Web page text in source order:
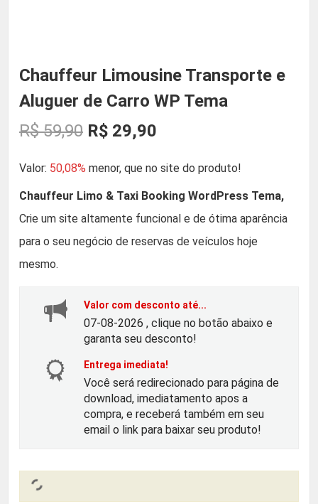
Chauffeur Limousine Transporte e
Aluguer de Carro WP Tema
R$59,90 O
p
r
e
o
o
r
i
g
i
R$ 29,90
p
r
o
a
t
u
a
l
Valor: 50,08% menor, que no site do produto!
Chauffeur Limo & Taxi Booking WordPress Tema,
Crie um site altamente funcional e de ótima aparência
para o seu negócio de reservas de veículos hoje
mesmo.
Valor com desconto até...
07-08-2026 , clique no botão abaixo e
garanta seu desconto!
Entrega imediata!
Você será redirecionado para página de
download, imediatamento apos a
compra, e receberá também em seu
email o link para baixar seu produto!